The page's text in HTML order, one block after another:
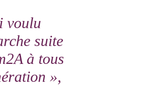
voulu
suite
à tous
»,